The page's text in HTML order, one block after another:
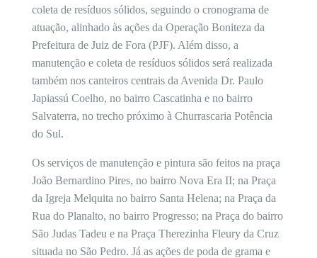
coleta de resíduos sólidos, seguindo o cronograma de
atuação, alinhado às ações da Operação Boniteza da
Prefeitura de Juiz de Fora (PJF). Além disso, a
manutenção e coleta de resíduos sólidos será realizada
também nos canteiros centrais da Avenida Dr. Paulo
Japiassú Coelho, no bairro Cascatinha e no bairro
Salvaterra, no trecho próximo à Churrascaria Potência
do Sul.
Os serviços de manutenção e pintura são feitos na praça
João Bernardino Pires, no bairro Nova Era II; na Praça
da Igreja Melquita no bairro Santa Helena; na Praça da
Rua do Planalto, no bairro Progresso; na Praça do bairro
São Judas Tadeu e na Praça Therezinha Fleury da Cruz
situada no São Pedro. Já as ações de poda de grama e